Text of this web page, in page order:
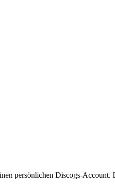
persönlichen Discogs-Account.